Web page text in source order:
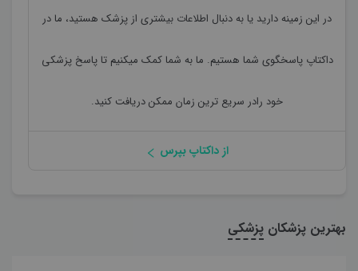
در این زمینه دارید یا به دنبال اطلاعات بیشتری از پزشک هستید، ما در
داکتاپ پاسخگوی شما هستیم. ما به شما کمک میکنیم تا پاسخ پزشکی
خود رادر سریع ترین زمان ممکن دریافت کنید.
از داکتاپ بپرس
بهترین پزشکان پزشکی